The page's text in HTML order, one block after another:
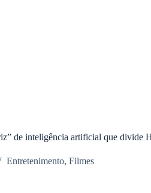
de inteligência artificial que divide
Entretenimento, Filmes